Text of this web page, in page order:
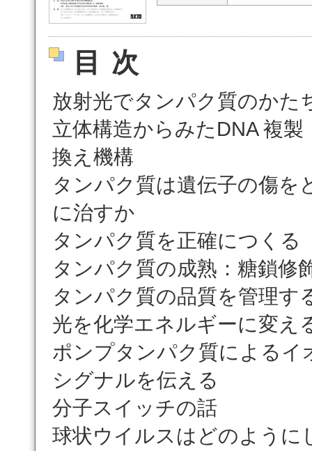
目次
放射光でタンパク質のかた
立体構造からみたDNA 複製
換え機構
タンパク質は遺伝子の傷を
に治すか
タンパク質を正確につくる
タンパク質の成熟：糖鎖修
タンパク質の品質を管理す
光を化学エネルギーに変え
ポンプタンパク質によるイ
シグナルを伝える
分子スイッチの話
球状ウイルスはどのように